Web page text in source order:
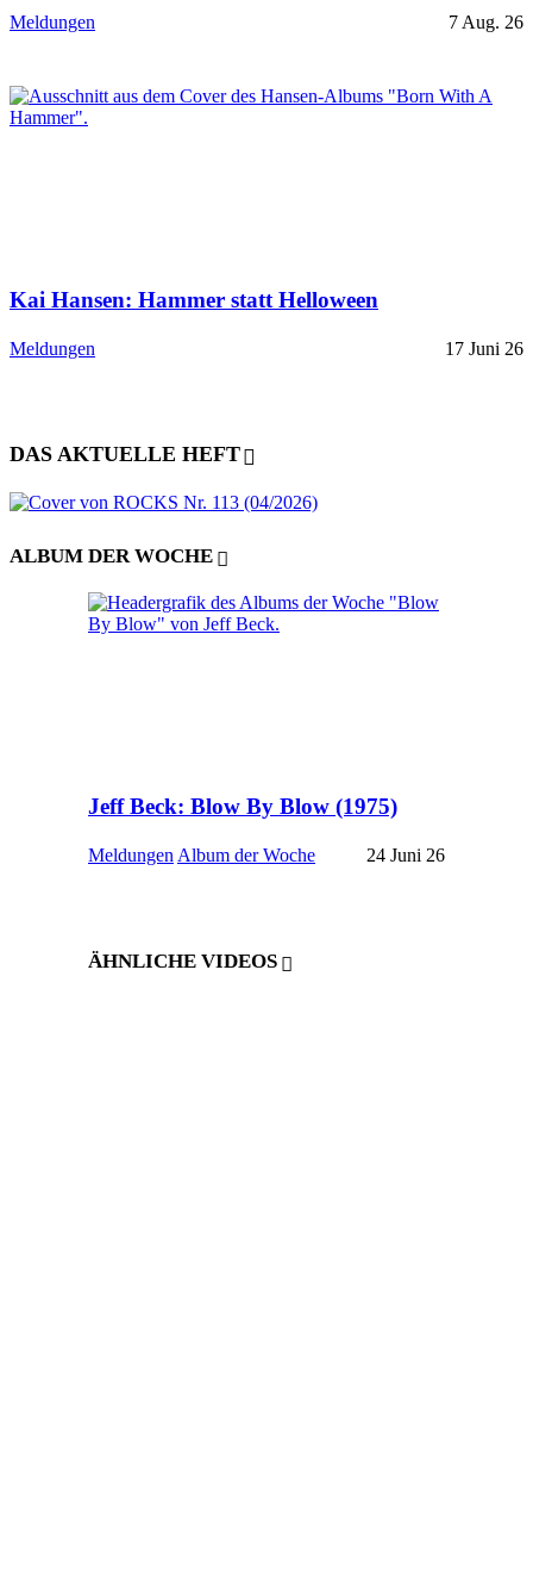
Meldungen 7 Aug. 26
Kai Hansen: Hammer statt Helloween
Meldungen 17 Juni 26
DAS AKTUELLE HEFT
ALBUM DER WOCHE
Jeff Beck: Blow By Blow (1975)
Meldungen Album der Woche 24 Juni 26
ÄHNLICHE VIDEOS